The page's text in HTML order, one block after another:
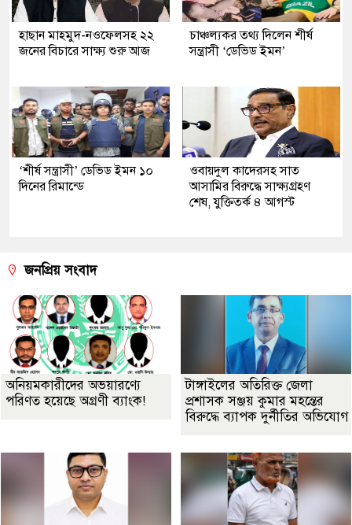
হাছান মাহমুদ-নওফেলসহ ২২
জনের বিচারে সাক্ষ্য শুরু আজ
চাঞ্চল্যকর তথ্য দিলেন শীর্ষ
সন্ত্রাসী ‘ডেভিড ইমন’
‘শীর্ষ সন্ত্রাসী’ ডেভিড ইমন ১০
দিনের রিমান্ডে
ওবায়দুল কাদেরসহ সাত
আসামির বিরুদ্ধে সাক্ষ্যগ্রহণ
শেষ, যুক্তিতর্ক ৪ আগস্ট
জনপ্রিয় সংবাদ
অনিয়মকারীদের অভয়ারণ্যে
পরিণত হয়েছে অগ্রণী ব্যাংক!
টাঙ্গাইলের অতিরিক্ত জেলা
প্রশাসক সঞ্জয় কুমার মহন্তের
বিরুদ্ধে ব্যাপক দুর্নীতির অভিযোগ